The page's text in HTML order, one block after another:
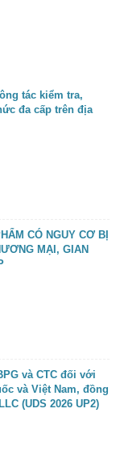
tác kiểm tra,
đa cấp trên địa
CÓ NGUY CƠ BỊ
MẠI, GIAN
và CTC đối với
và Việt Nam, đồng
(UDS 2026 UP2)